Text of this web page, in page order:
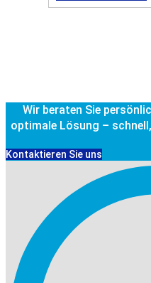
Wir beraten Sie
optimale Lösung –
Kontaktieren Sie uns